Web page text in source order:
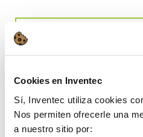
Cookies en Inventec
Sí, Inventec utiliza cookies
Nos permiten ofrecerle una
a nuestro sitio por:
Pasta de
Soluciones de
Preguntas frecuentes